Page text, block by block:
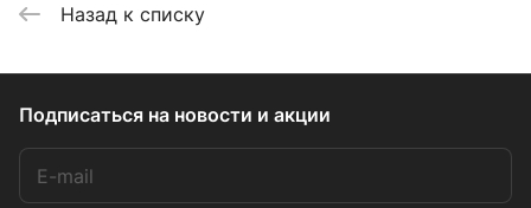
Назад к списку
Подписаться на новости и акции